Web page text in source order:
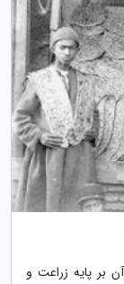
بر پایه زراعت و